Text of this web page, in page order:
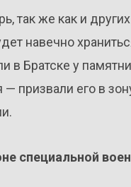
так же как и
навечно
в Братске у
призвали его в
специальной